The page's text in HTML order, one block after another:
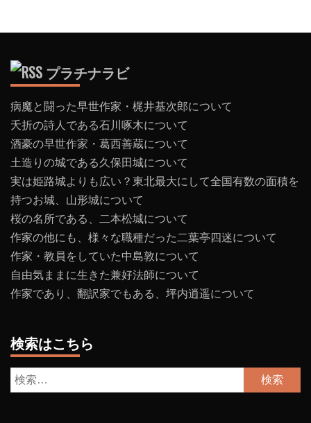
プラチナラビ
病魔と闘った早世作家・梶井基次郎について
夭折の詩人である石川啄木について
酒豪の早世作家・葛西善蔵について
土造りの城である久保田城について
実は姫路城よりも広い？東北最大にして全国有数の面積を
持つお城、山形城について
桜の名所である、二本松城について
作家の他にも、様々な職種だった二葉亭四迷について
作家・教員をしていた中島敦について
自由気ままに生きた兼好法師について
作家であり、翻訳家でもある、坪内逍遥について
検索はこちら
検
索: